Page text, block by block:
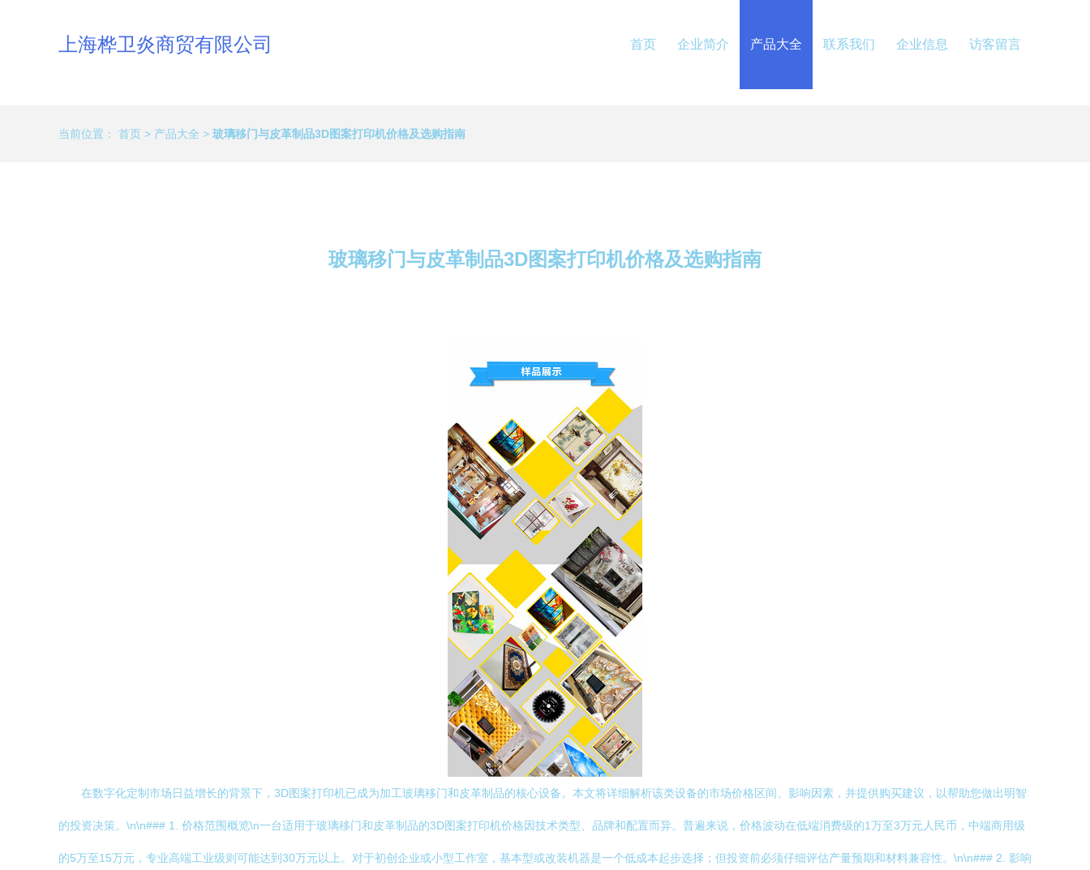
上海桦卫炎商贸有限公司 首页 企业简介 产品大全 联系我们 企业信息 访客留言
当前位置： 首页 > 产品大全 > 玻璃移门与皮革制品3D图案打印机价格及选购指南
玻璃移门与皮革制品3D图案打印机价格及选购指南
在数字化定制市场日益增长的背景下，3D图案打印机已成为加工玻璃移门和皮革制品的核心设备。本文将详细解析该类设备的市场价格区间、影响因素，并提供购买建议，以帮助您做出明智
的投资决策。\n\n### 1. 价格范围概览\n一台适用于玻璃移门和皮革制品的3D图案打印机价格因技术类型、品牌和配置而异。普遍来说，价格波动在低端消费级的1万至3万元人民币，中端商用级
的5万至15万元，专业高端工业级则可能达到30万元以上。对于初创企业或小型工作室，基本型或改装机器是一个低成本起步选择；但投资前必须仔细评估产量预期和材料兼容性。\n\n### 2. 影响